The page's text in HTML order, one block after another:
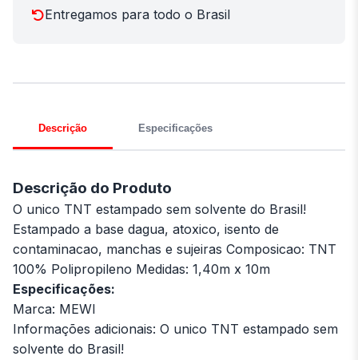
Entregamos para todo o Brasil
Descrição Especificações
Descrição do Produto
O unico TNT estampado sem solvente do Brasil!
Estampado a base dagua, atoxico, isento de
contaminacao, manchas e sujeiras Composicao: TNT
100% Polipropileno Medidas: 1,40m x 10m
Especificações:
Marca: MEWI
Informações adicionais: O unico TNT estampado sem
solvente do Brasil!